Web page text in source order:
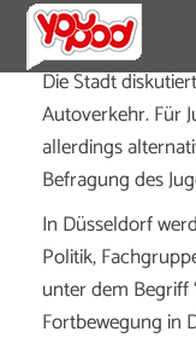
Die Stadt
Autoverkehr. Für
allerdings
Befragung des
In Düsseldorf
Politik,
unter dem Begriff
Fortbewegung in